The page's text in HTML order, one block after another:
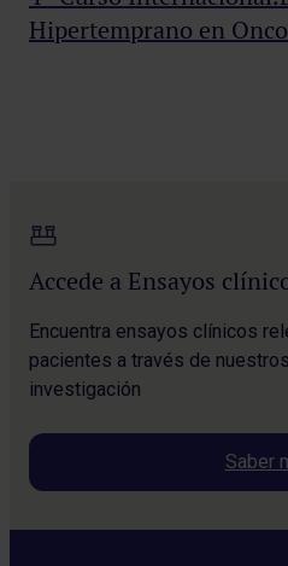
Hipertemprano en
Accede a Ensayos
Encuentra ensayos clínicos
pacientes a través de
investigación
Saber